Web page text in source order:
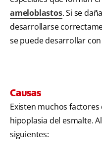
ameloblastos. Si se
desarrollarse
se puede desarrollar
Causas
Existen muchos
hipoplasia del esmalte.
siguientes: